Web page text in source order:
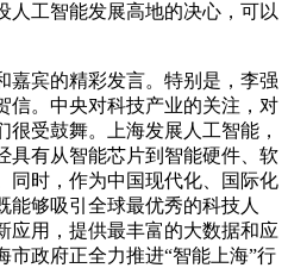
人工智能发展高地的决心，可以
宾的精彩发言。特别是，李强
信。中央对科技产业的关注，对
很受鼓舞。上海发展人工智能，
具有从智能芯片到智能硬件、软
同时，作为中国现代化、国际化
能够吸引全球最优秀的科技人
应用，提供最丰富的大数据和应
市政府正全力推进“智能上海”行